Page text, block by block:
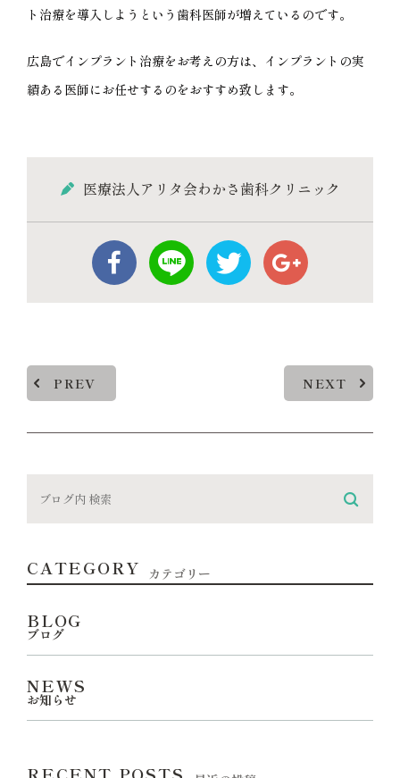
ト治療を導入しようという歯科医師が増えているのです。
広島でインプラント治療をお考えの方は、インプラントの実
績ある医師にお任せするのをおすすめ致します。
医療法人アリタ会わかさ歯科クリニック
PREV NEXT
CATEGORY カテゴリー
BLOG
ブログ
NEWS
お知らせ